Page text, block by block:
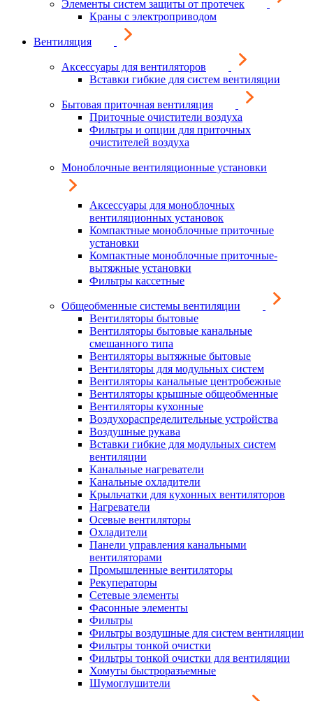
Элементы систем защиты от протечек
Краны с электроприводом
Вентиляция
Аксессуары для вентиляторов
Вставки гибкие для систем вентиляции
Бытовая приточная вентиляция
Приточные очистители воздуха
Фильтры и опции для приточных
очистителей воздуха
Моноблочные вентиляционные установки
Аксессуары для моноблочных
вентиляционных установок
Компактные моноблочные приточные
установки
Компактные моноблочные приточные-
вытяжные установки
Фильтры кассетные
Общеобменные системы вентиляции
Вентиляторы бытовые
Вентиляторы бытовые канальные
смешанного типа
Вентиляторы вытяжные бытовые
Вентиляторы для модульных систем
Вентиляторы канальные центробежные
Вентиляторы крышные общеобменные
Вентиляторы кухонные
Воздухораспределительные устройства
Воздушные рукава
Вставки гибкие для модульных систем
вентиляции
Канальные нагреватели
Канальные охладители
Крыльчатки для кухонных вентиляторов
Нагреватели
Осевые вентиляторы
Охладители
Панели управления канальными
вентиляторами
Промышленные вентиляторы
Рекуператоры
Сетевые элементы
Фасонные элементы
Фильтры
Фильтры воздушные для систем вентиляции
Фильтры тонкой очистки
Фильтры тонкой очистки для вентиляции
Хомуты быстроразъемные
Шумоглушители